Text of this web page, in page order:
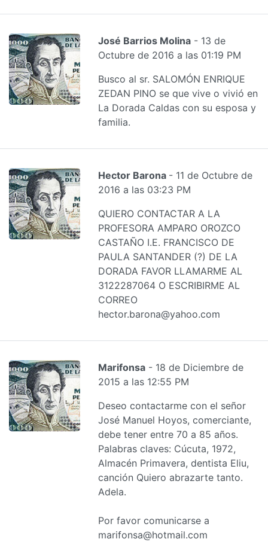
José Barrios Molina - 13 de
Octubre de 2016 a las 01:19 PM
Busco al sr. SALOMÓN ENRIQUE
ZEDAN PINO se que vive o vivió en
La Dorada Caldas con su esposa y
familia.
Hector Barona - 11 de Octubre de
2016 a las 03:23 PM
QUIERO CONTACTAR A LA
PROFESORA AMPARO OROZCO
CASTAÑO I.E. FRANCISCO DE
PAULA SANTANDER (?) DE LA
DORADA FAVOR LLAMARME AL
3122287064 O ESCRIBIRME AL
CORREO
hector.barona@yahoo.com
Marifonsa - 18 de Diciembre de
2015 a las 12:55 PM
Deseo contactarme con el señor
José Manuel Hoyos, comerciante,
debe tener entre 70 a 85 años.
Palabras claves: Cúcuta, 1972,
Almacén Primavera, dentista Eliu,
canción Quiero abrazarte tanto.
Adela.
Por favor comunicarse a
marifonsa@hotmail.com